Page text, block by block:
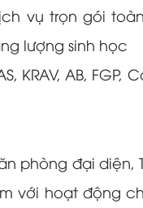
vụ trọn gói
lượng sinh học
AB, FGP,
phòng đại diện,
với hoạt động